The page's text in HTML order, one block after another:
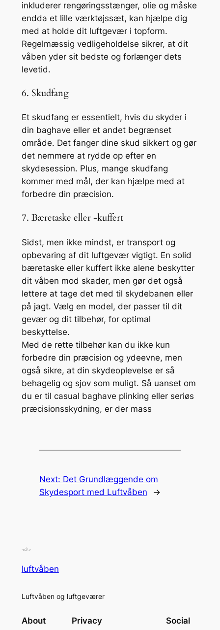
inkluderer rengøringsstænger, olie og måske
endda et lille værktøjssæt, kan hjælpe dig
med at holde dit luftgevær i topform.
Regelmæssig vedligeholdelse sikrer, at dit
våben yder sit bedste og forlænger dets
levetid.
6. Skudfang
Et skudfang er essentielt, hvis du skyder i
din baghave eller et andet begrænset
område. Det fanger dine skud sikkert og gør
det nemmere at rydde op efter en
skydesession. Plus, mange skudfang
kommer med mål, der kan hjælpe med at
forbedre din præcision.
7. Bæretaske eller -kuffert
Sidst, men ikke mindst, er transport og
opbevaring af dit luftgevær vigtigt. En solid
bæretaske eller kuffert ikke alene beskytter
dit våben mod skader, men gør det også
lettere at tage det med til skydebanen eller
på jagt. Vælg en model, der passer til dit
gevær og dit tilbehør, for optimal
beskyttelse.
Med de rette tilbehør kan du ikke kun
forbedre din præcision og ydeevne, men
også sikre, at din skydeoplevelse er så
behagelig og sjov som muligt. Så uanset om
du er til casual baghave plinking eller seriøs
præcisionsskydning, er der mass
Next: Det Grundlæggende om
Skydesport med Luftvåben
→
luftvåben
Luftvåben og luftgeværer
About Privacy Social